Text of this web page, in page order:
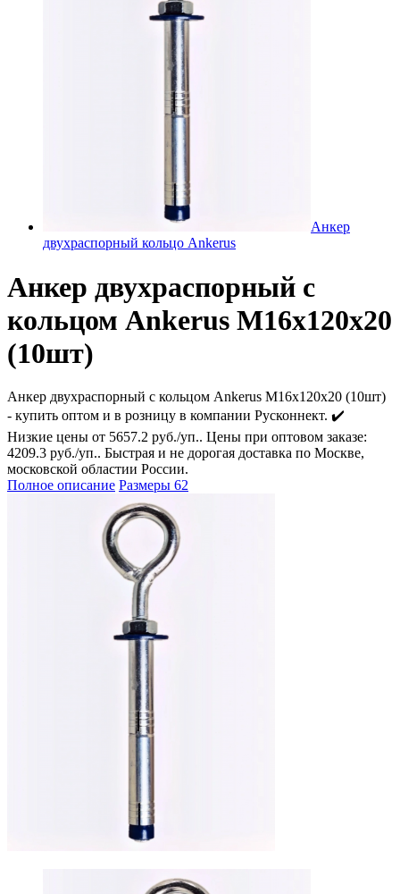
Анкер
двухраспорный кольцо Ankerus
Анкер двухраспорный с
кольцом Ankerus М16х120х20
(10шт)
Анкер двухраспорный с кольцом Ankerus М16х120х20 (10шт)
- купить оптом и в розницу в компании Русконнект. ✔️
Низкие цены от 5657.2 руб./уп.. Цены при оптовом заказе:
4209.3 руб./уп.. Быстрая и не дорогая доставка по Москве,
московской областии России.
Полное описание Размеры 62